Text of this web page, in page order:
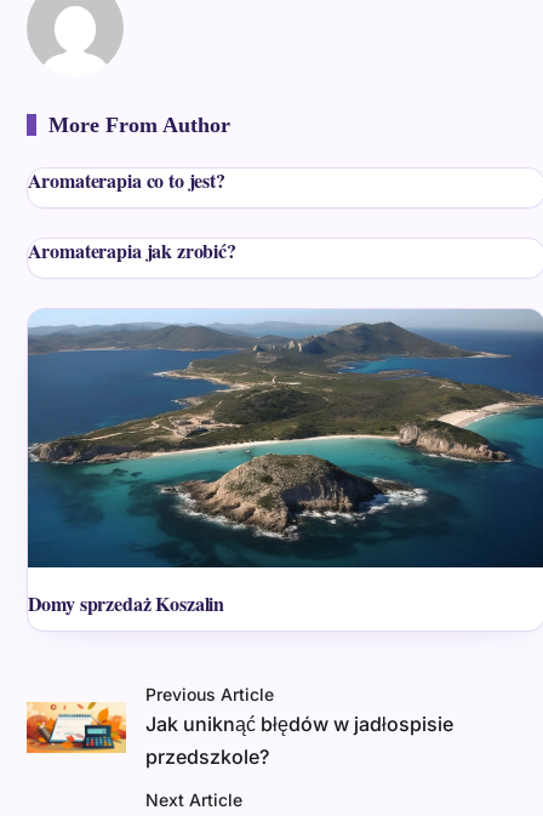
More From Author
Aromaterapia co to jest?
Aromaterapia jak zrobić?
Domy sprzedaż Koszalin
Previous Article
Jak uniknąć błędów w jadłospisie
przedszkole?
Next Article